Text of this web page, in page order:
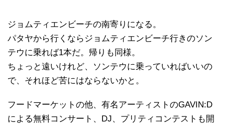
ジョムティエンビーチの南寄りになる。
パタヤから行くならジョムティエンビーチ行きのソン
テウに乗れば1本だ。帰りも同様。
ちょっと遠いけれど、ソンテウに乗っていればいいの
で、それほど苦にはならないかと。
フードマーケットの他、有名アーティストのGAVIN:D
による無料コンサート、DJ、プリティコンテストも開